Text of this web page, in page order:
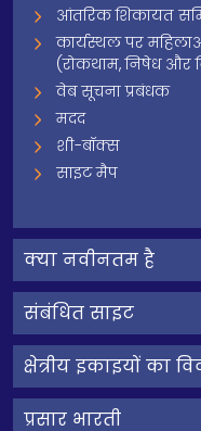
आंतरिक शिकायत
कार्यस्थल पर
(रोकथाम, निषेध और
वेब सूचना प्रबंधक
मदद
शी-बॉक्स
साइट मैप
क्‍या नवीनतम है
संबंधित साइट
क्षेत्रीय इकाइयों का
प्रसार भारती